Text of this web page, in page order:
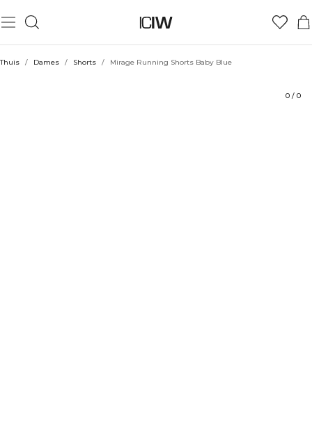
Thuis / Dames / Shorts / Mirage Running Shorts Baby Blue
0 / 0